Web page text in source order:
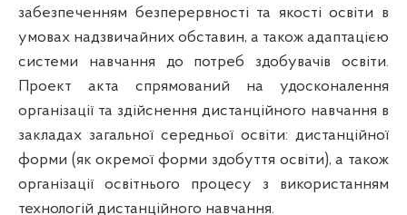
забезпеченням безперервності та якості освіти в
умовах надзвичайних обставин, а також адаптацією
системи навчання до потреб здобувачів освіти.
Проект акта спрямований на удосконалення
організації та здійснення дистанційного навчання в
закладах загальної середньої освіти: дистанційної
форми (як окремої форми здобуття освіти), а також
організації освітнього процесу з використанням
технологій дистанційного навчання.